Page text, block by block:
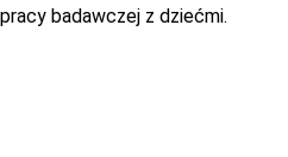
badawczej z dziećmi.